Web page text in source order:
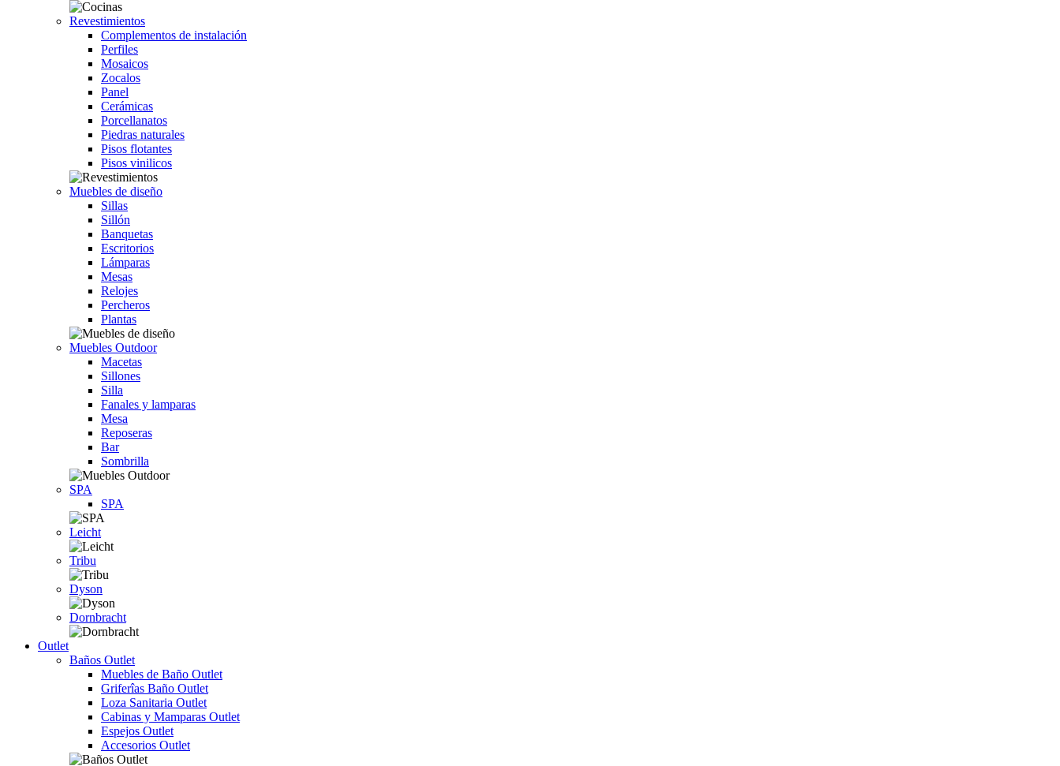
Revestimientos
Complementos de instalación
Perfiles
Mosaicos
Zocalos
Panel
Cerámicas
Porcellanatos
Piedras naturales
Pisos flotantes
Pisos vinilicos
Muebles de diseño
Sillas
Sillón
Banquetas
Escritorios
Lámparas
Mesas
Relojes
Percheros
Plantas
Muebles Outdoor
Macetas
Sillones
Silla
Fanales y lamparas
Mesa
Reposeras
Bar
Sombrilla
SPA
SPA
Leicht
Tribu
Dyson
Dornbracht
Outlet
Baños Outlet
Muebles de Baño Outlet
Griferîas Baño Outlet
Loza Sanitaria Outlet
Cabinas y Mamparas Outlet
Espejos Outlet
Accesorios Outlet